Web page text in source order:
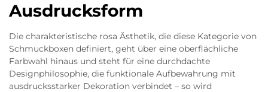
Ausdrucksform
Die charakteristische rosa Ästhetik, die diese Kategorie von
Schmuckboxen definiert, geht über eine oberflächliche
Farbwahl hinaus und steht für eine durchdachte
Designphilosophie, die funktionale Aufbewahrung mit
ausdrucksstarker Dekoration verbindet – so wird